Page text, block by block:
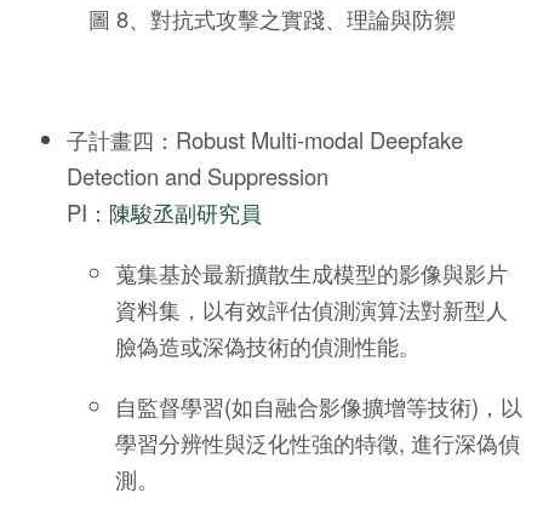
圖 8、對抗式攻擊之實踐、理論與防禦
子計畫四：Robust Multi-modal Deepfake
Detection and Suppression
PI： 陳駿丞副研究員
蒐集基於最新擴散生成模型的影像與影片
資料集，以有效評估偵測演算法對新型人
臉偽造或深偽技術的偵測性能。
自監督學習(如自融合影像擴增等技術)，以
學習分辨性與泛化性強的特徵, 進行深偽偵
測。